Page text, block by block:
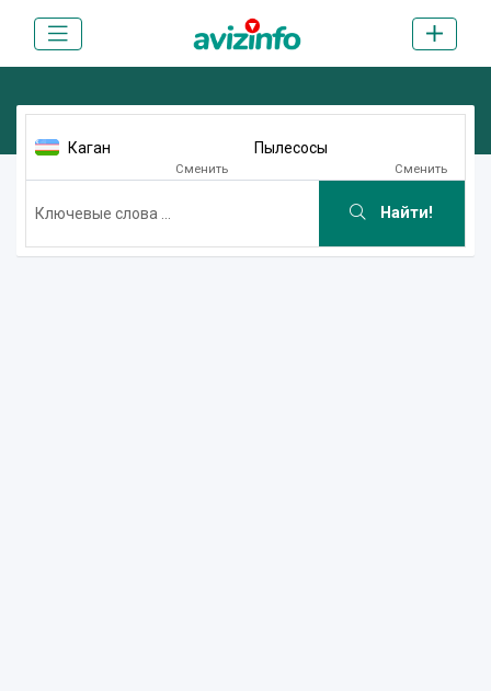
Каган
Сменить
Пылесосы
Сменить
Найти!